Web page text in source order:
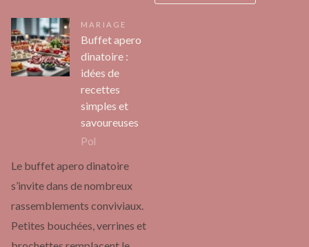
MARIAGE
Buffet apero
dinatoire :
idées de
recettes
simples et
savoureuses
Pol
Le buffet apero dinatoire
s’invite dans de nombreux
rassemblements conviviaux.
Petites bouchées, verrines et